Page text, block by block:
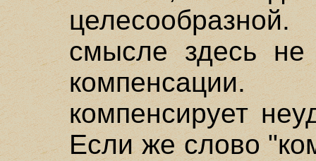
смысле здесь
компенсирует
Если же слово